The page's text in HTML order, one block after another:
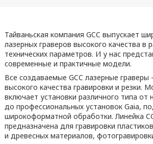
Тайваньская компания GCC выпускает
лазерных граверов высокого качества в
технических параметров. И у нас
современные и практичные модели.
Все создаваемые GCC лазерные
высокого качества гравировки и резки.
включает установки различного типа от
до профессиональных установок Gaia,
широкоформатной обработки. Линейка
предназначена для гравировки
и древесных материалов,